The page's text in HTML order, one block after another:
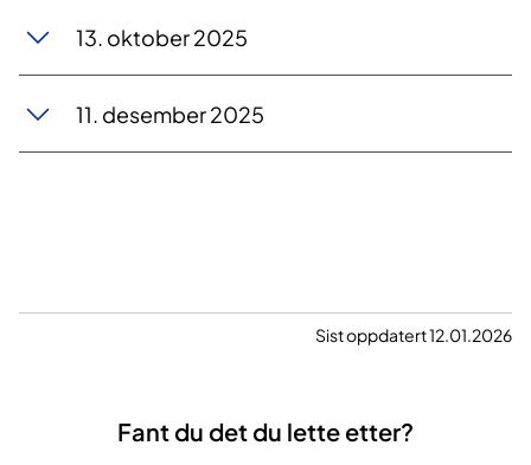
13. oktober 2025
11. desember 2025
Sist oppdatert 12.01.2026
Fant du det du lette etter?